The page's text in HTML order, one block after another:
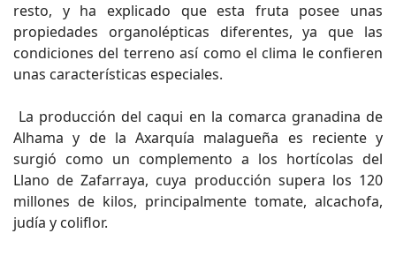
resto, y ha explicado que esta fruta posee unas
propiedades organolépticas diferentes, ya que las
condiciones del terreno así como el clima le confieren
unas características especiales.
La producción del caqui en la comarca granadina de
Alhama y de la Axarquía malagueña es reciente y
surgió como un complemento a los hortícolas del
Llano de Zafarraya, cuya producción supera los 120
millones de kilos, principalmente tomate, alcachofa,
judía y coliflor.